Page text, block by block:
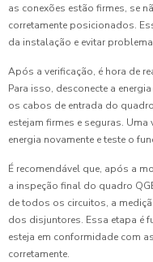
as conexões estão firmes, se
corretamente posicionados.
da instalação e evitar
Após a verificação, é hora de
Para isso, desconecte a
os cabos de entrada do
estejam firmes e seguras.
energia novamente e teste o
É recomendável que, após a
a inspeção final do quadro
de todos os circuitos, a
dos disjuntores. Essa etapa é
esteja em conformidade com
corretamente.